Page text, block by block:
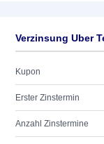
Verzinsung Uber
Kupon
Erster Zinstermin
Anzahl Zinstermine